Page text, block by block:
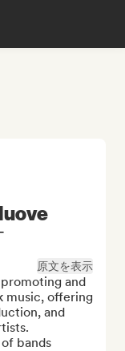
原文を表示
and
music, offering
and
bands